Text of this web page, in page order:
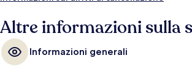
Altre informazioni sulla
Informazioni generali